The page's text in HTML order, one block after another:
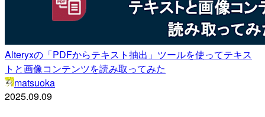
Alteryxの「PDFからテキスト抽出」ツールを使ってテキス
トと画像コンテンツを読み取ってみた
matsuoka
2025.09.09